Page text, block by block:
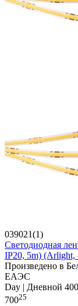
039021(1)
Светодиодная
IP20, 5m) (Arlight,
Произведено в
ЕАЭС
Day | Дневной
70025